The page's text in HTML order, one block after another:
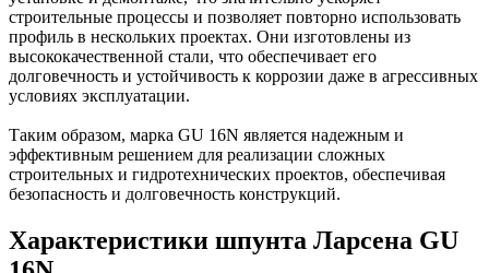
строительные процессы и позволяет повторно использовать
профиль в нескольких проектах. Они изготовлены из
высококачественной стали, что обеспечивает его
долговечность и устойчивость к коррозии даже в агрессивных
условиях эксплуатации.
Таким образом, марка GU 16N является надежным и
эффективным решением для реализации сложных
строительных и гидротехнических проектов, обеспечивая
безопасность и долговечность конструкций.
Характеристики шпунта Ларсена GU